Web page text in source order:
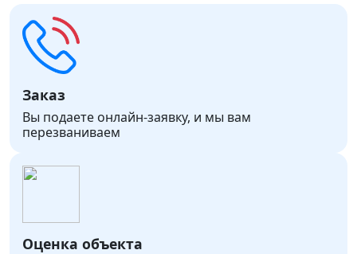
Заказ
Вы подаете онлайн-заявку, и мы вам
перезваниваем
Оценка объекта